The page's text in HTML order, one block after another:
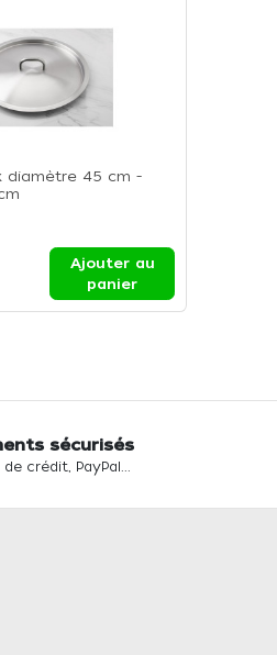
diamètre 45 cm -
Ajouter au
panier
sécurisés
crédit, PayPal...